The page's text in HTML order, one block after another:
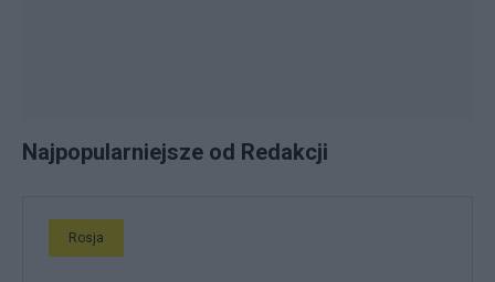
Najpopularniejsze od Redakcji
Rosja